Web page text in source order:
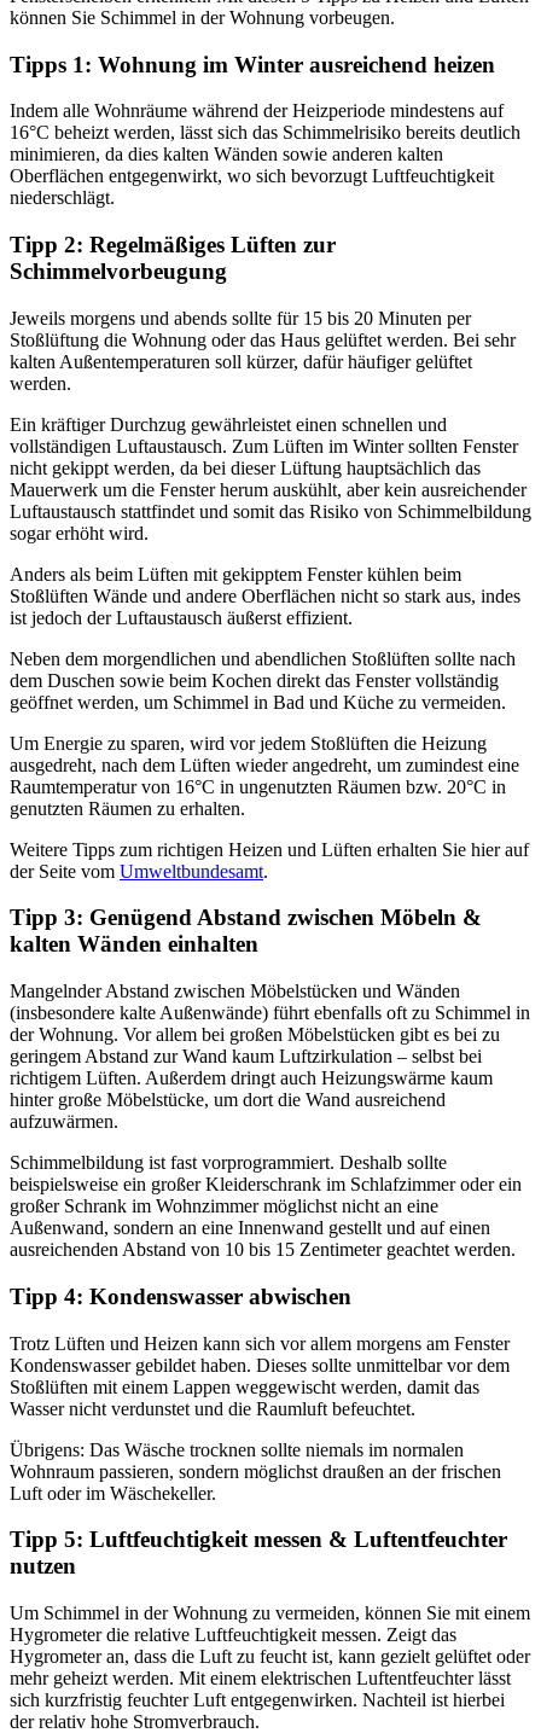
können Sie Schimmel in der Wohnung vorbeugen.
Tipps 1: Wohnung im Winter ausreichend heizen
Indem alle Wohnräume während der Heizperiode mindestens auf
16°C beheizt werden, lässt sich das Schimmelrisiko bereits deutlich
minimieren, da dies kalten Wänden sowie anderen kalten
Oberflächen entgegenwirkt, wo sich bevorzugt Luftfeuchtigkeit
niederschlägt.
Tipp 2: Regelmäßiges Lüften zur
Schimmelvorbeugung
Jeweils morgens und abends sollte für 15 bis 20 Minuten per
Stoßlüftung die Wohnung oder das Haus gelüftet werden. Bei sehr
kalten Außentemperaturen soll kürzer, dafür häufiger gelüftet
werden.
Ein kräftiger Durchzug gewährleistet einen schnellen und
vollständigen Luftaustausch. Zum Lüften im Winter sollten Fenster
nicht gekippt werden, da bei dieser Lüftung hauptsächlich das
Mauerwerk um die Fenster herum auskühlt, aber kein ausreichender
Luftaustausch stattfindet und somit das Risiko von Schimmelbildung
sogar erhöht wird.
Anders als beim Lüften mit gekipptem Fenster kühlen beim
Stoßlüften Wände und andere Oberflächen nicht so stark aus, indes
ist jedoch der Luftaustausch äußerst effizient.
Neben dem morgendlichen und abendlichen Stoßlüften sollte nach
dem Duschen sowie beim Kochen direkt das Fenster vollständig
geöffnet werden, um Schimmel in Bad und Küche zu vermeiden.
Um Energie zu sparen, wird vor jedem Stoßlüften die Heizung
ausgedreht, nach dem Lüften wieder angedreht, um zumindest eine
Raumtemperatur von 16°C in ungenutzten Räumen bzw. 20°C in
genutzten Räumen zu erhalten.
Weitere Tipps zum richtigen Heizen und Lüften erhalten Sie hier auf
der Seite vom Umweltbundesamt.
Tipp 3: Genügend Abstand zwischen Möbeln &
kalten Wänden einhalten
Mangelnder Abstand zwischen Möbelstücken und Wänden
(insbesondere kalte Außenwände) führt ebenfalls oft zu Schimmel in
der Wohnung. Vor allem bei großen Möbelstücken gibt es bei zu
geringem Abstand zur Wand kaum Luftzirkulation – selbst bei
richtigem Lüften. Außerdem dringt auch Heizungswärme kaum
hinter große Möbelstücke, um dort die Wand ausreichend
aufzuwärmen.
Schimmelbildung ist fast vorprogrammiert. Deshalb sollte
beispielsweise ein großer Kleiderschrank im Schlafzimmer oder ein
großer Schrank im Wohnzimmer möglichst nicht an eine
Außenwand, sondern an eine Innenwand gestellt und auf einen
ausreichenden Abstand von 10 bis 15 Zentimeter geachtet werden.
Tipp 4: Kondenswasser abwischen
Trotz Lüften und Heizen kann sich vor allem morgens am Fenster
Kondenswasser gebildet haben. Dieses sollte unmittelbar vor dem
Stoßlüften mit einem Lappen weggewischt werden, damit das
Wasser nicht verdunstet und die Raumluft befeuchtet.
Übrigens: Das Wäsche trocknen sollte niemals im normalen
Wohnraum passieren, sondern möglichst draußen an der frischen
Luft oder im Wäschekeller.
Tipp 5: Luftfeuchtigkeit messen & Luftentfeuchter
nutzen
Um Schimmel in der Wohnung zu vermeiden, können Sie mit einem
Hygrometer die relative Luftfeuchtigkeit messen. Zeigt das
Hygrometer an, dass die Luft zu feucht ist, kann gezielt gelüftet oder
mehr geheizt werden. Mit einem elektrischen Luftentfeuchter lässt
sich kurzfristig feuchter Luft entgegenwirken. Nachteil ist hierbei
der relativ hohe Stromverbrauch.